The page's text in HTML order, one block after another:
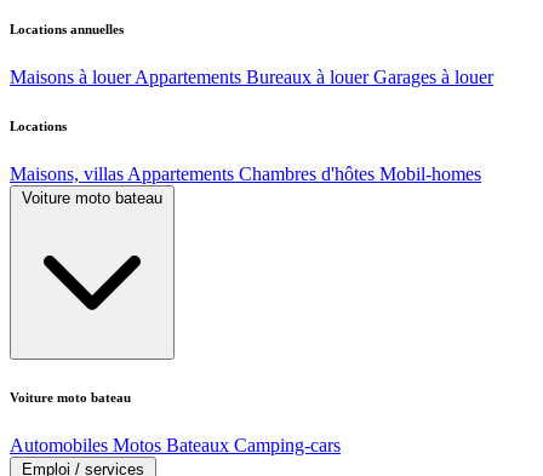
Locations annuelles
Maisons à louer Appartements Bureaux à louer Garages à louer
Locations
Maisons, villas Appartements Chambres d'hôtes Mobil-homes
Voiture moto bateau
Voiture moto bateau
Automobiles Motos Bateaux Camping-cars
Emploi / services